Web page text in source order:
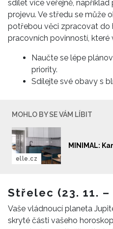
REDAKCE
sdílet více veřejně,
projevu. Ve středu se může
potřebou věci zpracovat do
pracovních povinností,
Naučte se lépe
priority.
Sdílejte své obavy s
MOHLO BY SE VÁM LÍBIT
MINIMAL:
elle.cz
Střelec (23. 11. –
Vaše vládnoucí planeta
skryté části vašeho